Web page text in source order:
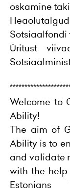
oskamine
Sotsiaalfondi
Üritust
Welcome to
Ability!
The aim of
Ability is to
and validate
with the